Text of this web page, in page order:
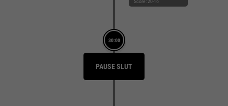
Score: 20-16
30:00
PAUSE SLUT